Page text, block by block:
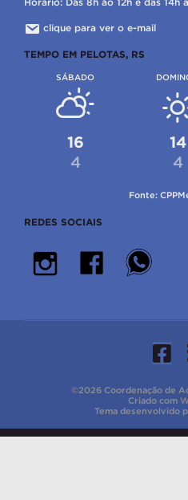
clique para ver o e-mail
TEMPO EM PELOTAS, RS
SÁBADO
16
4
14
4
Fonte:
REDES SOCIAIS
©2026 Coordenação de
Criado com
Tema desenvolvido